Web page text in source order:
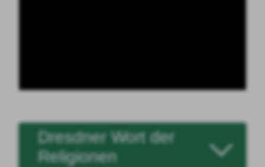
Dresdner Wort der
Religionen